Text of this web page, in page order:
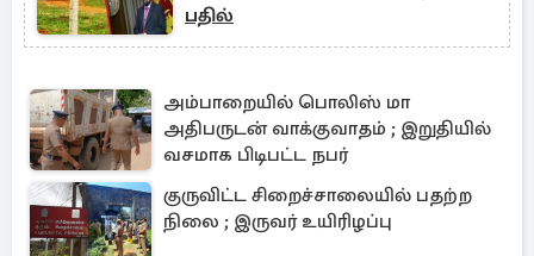
பதில்
அம்பாறையில் பொலிஸ் மா
அதிபருடன் வாக்குவாதம் ; இறுதியில்
வசமாக பிடிபட்ட நபர்
குருவிட்ட சிறைச்சாலையில் பதற்ற
நிலை ; இருவர் உயிரிழப்பு